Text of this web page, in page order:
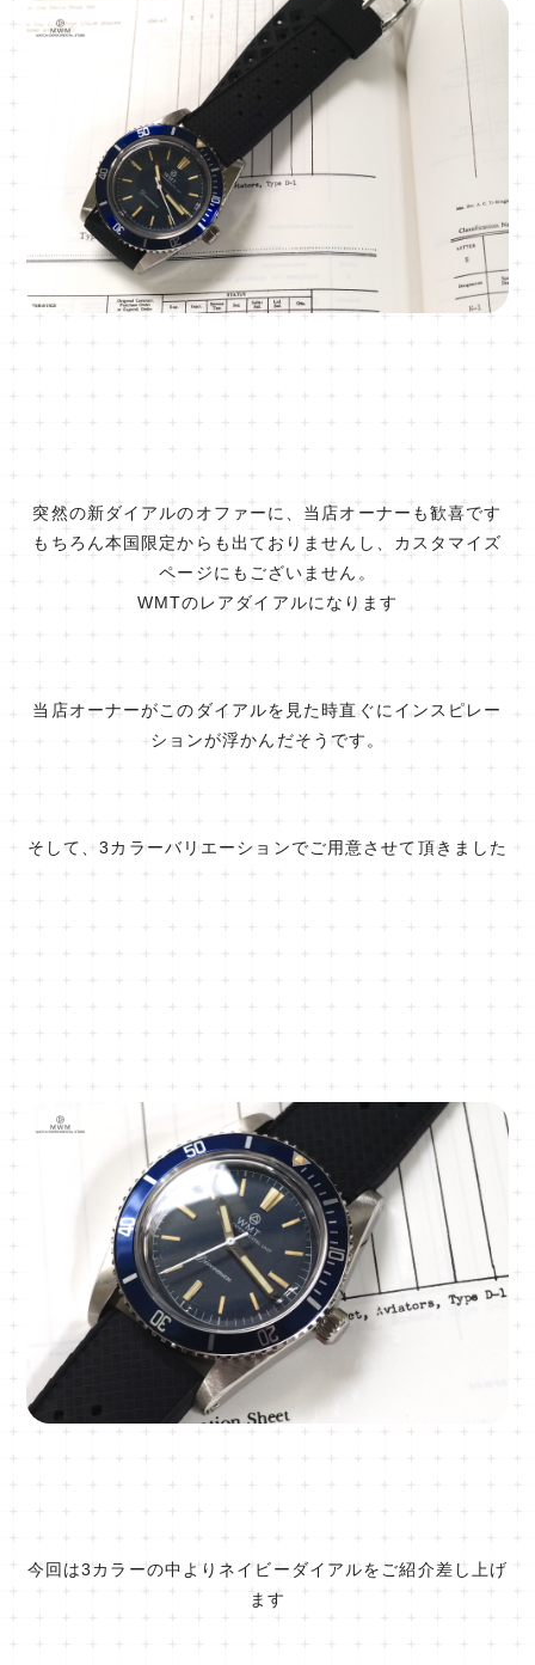
突然の新ダイアルのオファーに、当店オーナーも歓喜です
もちろん本国限定からも出ておりませんし、カスタマイズ
ページにもございません。
WMTのレアダイアルになります
当店オーナーがこのダイアルを見た時直ぐにインスピレー
ションが浮かんだそうです。
そして、3カラーバリエーションでご用意させて頂きました
今回は3カラーの中よりネイビーダイアルをご紹介差し上げ
ます